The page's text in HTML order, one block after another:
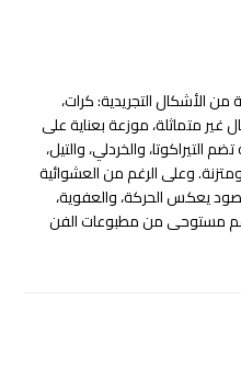
الأشكال التجريدية: كرات،
متماثلة، موزعة بعناية على
التيراكوتا، والخردلي، والتيل،
وعلى الرغم من العشوائية
يعكس الحركة، والعفوية،
مستوحى من مطبوعات الفن